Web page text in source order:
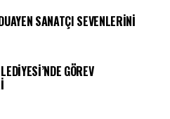
SANATÇI SEVENLERİNİ
GÖREV